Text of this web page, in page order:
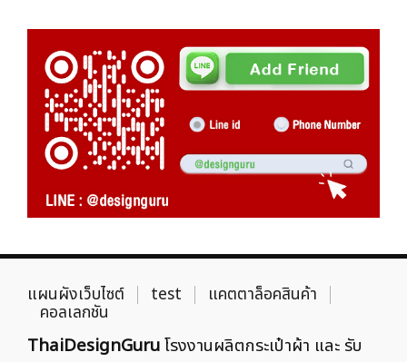
แผนผังเว็บไซต์ test แคตตาล็อคสินค้า
คอลเลกชัน
ThaiDesignGuruโรงงานผลิตกระเป๋าผ้า และ รับ